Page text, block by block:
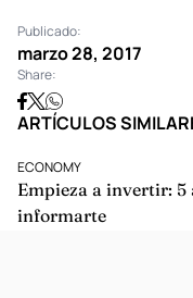
Publicado:
marzo 28, 2017
Share:
ARTÍCULOS
ECONOMY
Empieza a invertir: 5
informarte